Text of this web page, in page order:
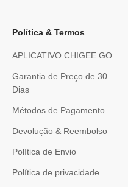
Política & Termos
APLICATIVO CHIGEE GO
Garantia de Preço de 30
Dias
Métodos de Pagamento
Devolução & Reembolso
Política de Envio
Política de privacidade